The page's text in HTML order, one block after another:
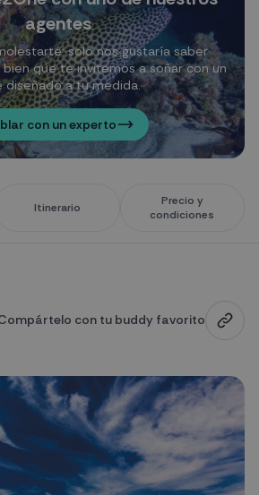
agentes
solo nos gustaría saber
que te invitemos a soñar con un
diseñado a tu medida.
con un experto
Itinerario
Precio y
condiciones
con tu buddy favorito